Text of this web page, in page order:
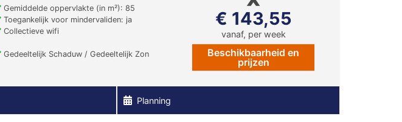
Gemiddelde oppervlakte (in m²): 85
Toegankelijk voor mindervaliden: ja
Collectieve wifi
Gedeeltelijk Schaduw / Gedeeltelijk Zon
€ 143,55
vanaf, per week
Beschikbaarheid en
prijzen
Planning